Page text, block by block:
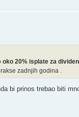
oko 20% isplate za
zadnjih godina .
bi prinos trebao biti